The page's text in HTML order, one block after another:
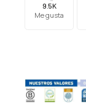
9.5K
Me gusta